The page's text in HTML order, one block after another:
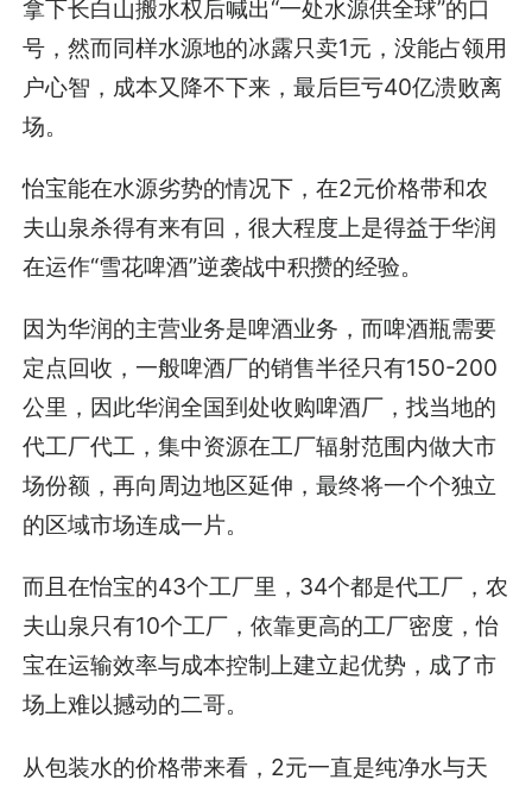
拿下长白山搬水权后喊出“一处水源供全球”的口
号，然而同样水源地的冰露只卖1元，没能占领用
户心智，成本又降不下来，最后巨亏40亿溃败离
场。
怡宝能在水源劣势的情况下，在2元价格带和农
夫山泉杀得有来有回，很大程度上是得益于华润
在运作“雪花啤酒”逆袭战中积攒的经验。
因为华润的主营业务是啤酒业务，而啤酒瓶需要
定点回收，一般啤酒厂的销售半径只有150-200
公里，因此华润全国到处收购啤酒厂，找当地的
代工厂代工，集中资源在工厂辐射范围内做大市
场份额，再向周边地区延伸，最终将一个个独立
的区域市场连成一片。
而且在怡宝的43个工厂里，34个都是代工厂，农
夫山泉只有10个工厂，依靠更高的工厂密度，怡
宝在运输效率与成本控制上建立起优势，成了市
场上难以撼动的二哥。
从包装水的价格带来看，2元一直是纯净水与天